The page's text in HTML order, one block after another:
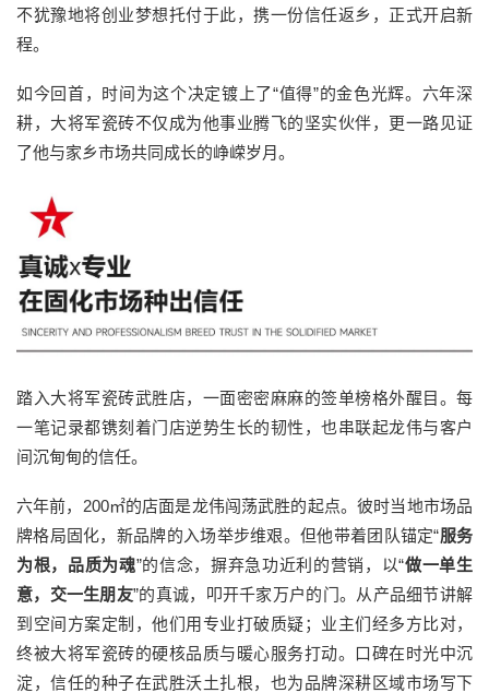
不犹豫地将创业梦想托付于此，携一份信任返乡，正式开启新
程。
如今回首，时间为这个决定镀上了“值得”的金色光辉。六年深
耕，大将军瓷砖不仅成为他事业腾飞的坚实伙伴，更一路见证
了他与家乡市场共同成长的峥嵘岁月。
踏入大将军瓷砖武胜店，一面密密麻麻的签单榜格外醒目。每
一笔记录都镌刻着门店逆势生长的韧性，也串联起龙伟与客户
间沉甸甸的信任。
六年前，200㎡的店面是龙伟闯荡武胜的起点。彼时当地市场品
牌格局固化，新品牌的入场举步维艰。但他带着团队锚定“服务
为根，品质为魂”的信念，摒弃急功近利的营销，以“做一单生
意，交一生朋友”的真诚，叩开千家万户的门。从产品细节讲解
到空间方案定制，他们用专业打破质疑；业主们经多方比对，
终被大将军瓷砖的硬核品质与暖心服务打动。口碑在时光中沉
淀，信任的种子在武胜沃土扎根，也为品牌深耕区域市场写下